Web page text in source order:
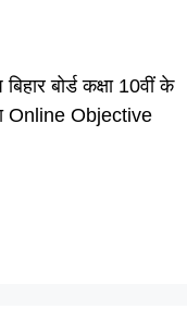
बोर्ड कक्षा 10वीं के
Online Objective